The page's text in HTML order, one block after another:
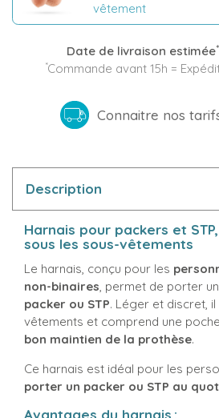
vêtement
Date de livraison estimée*
*Commande avant 15h =
Connaitre nos
Description
Harnais pour packers et
sous les sous-vêtements
Le harnais, conçu pour les
non-binaires, permet de porter
packer ou STP. Léger et discret,
vêtements et comprend une
bon maintien de la prothèse.
Ce harnais est idéal pour les
porter un packer ou STP au
Avantages du harnais :